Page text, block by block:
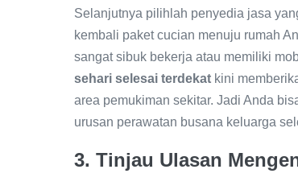
Selanjutnya pilihlah penyedia jasa
kembali paket cucian menuju rumah
sangat sibuk bekerja atau memiliki
sehari selesai terdekat kini
area pemukiman sekitar. Jadi Anda
urusan perawatan busana keluarga
3. Tinjau Ulasan